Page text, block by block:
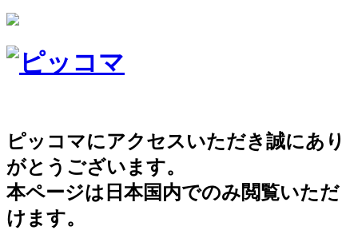
ピッコマにアクセスいただき誠にあり
がとうございます。
本ページは日本国内でのみ閲覧いただ
けます。